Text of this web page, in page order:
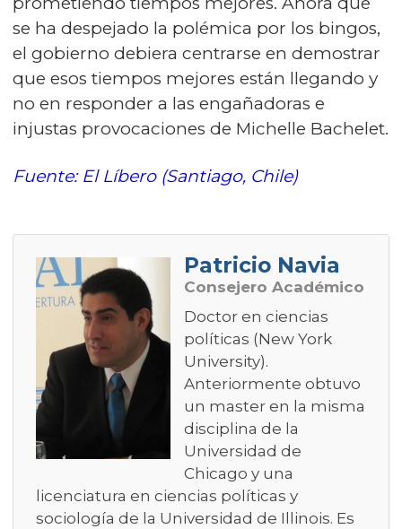
se ha despejado la polémica por los bingos,
el gobierno debiera centrarse en demostrar
que esos tiempos mejores están llegando y
no en responder a las engañadoras e
injustas provocaciones de Michelle Bachelet.
Fuente: El Líbero (Santiago, Chile)
Patricio Navia
Consejero Académico
Doctor en ciencias
políticas (New York
University).
Anteriormente obtuvo
un master en la misma
disciplina de la
Universidad de
Chicago y una
licenciatura en ciencias políticas y
sociología de la Universidad de Illinois. Es